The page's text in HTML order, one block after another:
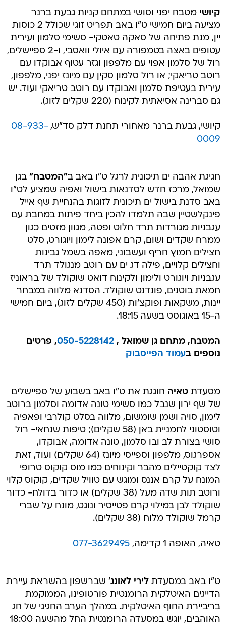
קיושי מטבח יפני וסושי במתחם קניות גבעת ברנר
מציעה ביום חמישי ט"ו באב תפריט זוגי שכולל 2 כוסות
יין, מנת פתיחה של סאקה טאטקי- סשימי סלמון ועירית
עטופים באצה בטמפורה עם איולי וואסבי, ו-2 ספיישלים,
רול של סלמון אפוי עם מלפפון וגזר עטוף אבוקדו עם
רוטב טריאקי; או רול סלמון סקין עם מיונז יפני, מלפפון,
עירית בעטיפת סלמון ואבוקדו עם רוטב טריאקי ועוד. יש
גם סברינה אסיאתית לקינוח (220 שקלים לזוג).
קיושי, גבעת ברנר מאחורי תחנת דלק סד"ש,08-933-
0009
חגיגת אהבה ים תיכונית לרגל ט"ו באב ב"המטבח" בגן
שמואל, מרכז חדש לסדנאות בישול ואפיה שמציע לט"ו
באב סדנת בישול ים תיכונית לזוגות בהנחיית שף אייל
פינקלשטיין שבה תלמדו להכין ביחד פיתות במחבת עם
עגבניות מגורדות תרד חלוט ופטה, מגוון מזטים כגון
ממרח שקדים ושום, קרם אפונה לימון ויוגורט, סלט
חצילים חמוץ חריף ועשבוני, מאפה בשמל גבינות
וחצילים קלויים, פילה דג ים עם רוטב מנגולד תרד
עגבניות ויוגורט ולימון ולקינוח דואט שוקולד של בראוניז
חמאת בוטנים, פונדנט שוקולד. הסדנא מלווה במבחר
יינות, משקאות ופוקצ'ות (450 שקלים לזוג), ביום חמישי
ה-15 באוגוסט בשעה 18:15.
המטבח, מתחם גן שמואל ,050-5228142, פרטים
נוספים בעמוד הפייסבוק
מסעדתטאיה חוגגת את ט"ו באב בשבוע של ספיישלים
של שף ירון שנבל כמו סשימי טונה אדומה וסלמון ברוטב
לימון, סויה ושמן שומשום, מלווה בסלט קולרבי ופאפיה
וטוסטוני לחמניית באן (58 שקלים); טיפות שנחאי- רול
סושי בצורת לב ובו סלמון, טונה אדומה, אבוקדו,
אספרגוס, מלפפון וספייסי מיונז (64 שקלים) ועוד, זאת
לצד קוקטיילים מהבר וקינוחים כמו מוס קוקוס טרופי
המונח על קרם אננס ומוגש עם טוויל שקדים, קוקוס קלוי
ורוטב תות שדה מעל (38 שקלים) או כדור בדולח- כדור
שוקולד לבן במילוי קרם פטייסיר ונוגט, מונח על שברי
קרמל שוקולד מלוח (38 שקלים).
טאיה, האופה 1 קדימה, 077-3629495
ט"ו באב במסעדתלירי לאונג' שברשפון בהשראת עיירת
הדייגים האיטלקית הרומנטית פורטופינו, הממוקמת
בריביירת החוף האיטלקית. במהלך הערב החגיגי של חג
האוהבים, יוגש במסעדה הרומנטית החל מהשעה 18:00